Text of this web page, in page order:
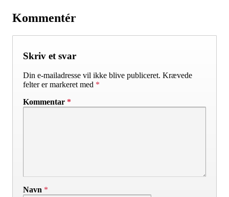
Kommentér
Skriv et svar
Din e-mailadresse vil ikke blive publiceret. Krævede
felter er markeret med *
Kommentar *
Navn *